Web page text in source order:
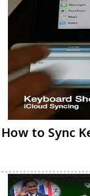
How to Sync